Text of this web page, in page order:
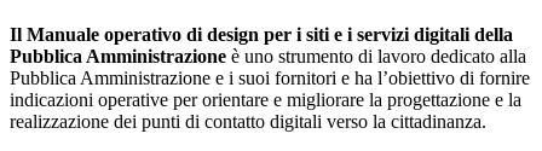
Il Manuale operativo di design per i siti e i servizi digitali della
Pubblica Amministrazione è uno strumento di lavoro dedicato alla
Pubblica Amministrazione e i suoi fornitori e ha l’obiettivo di fornire
indicazioni operative per orientare e migliorare la progettazione e la
realizzazione dei punti di contatto digitali verso la cittadinanza.